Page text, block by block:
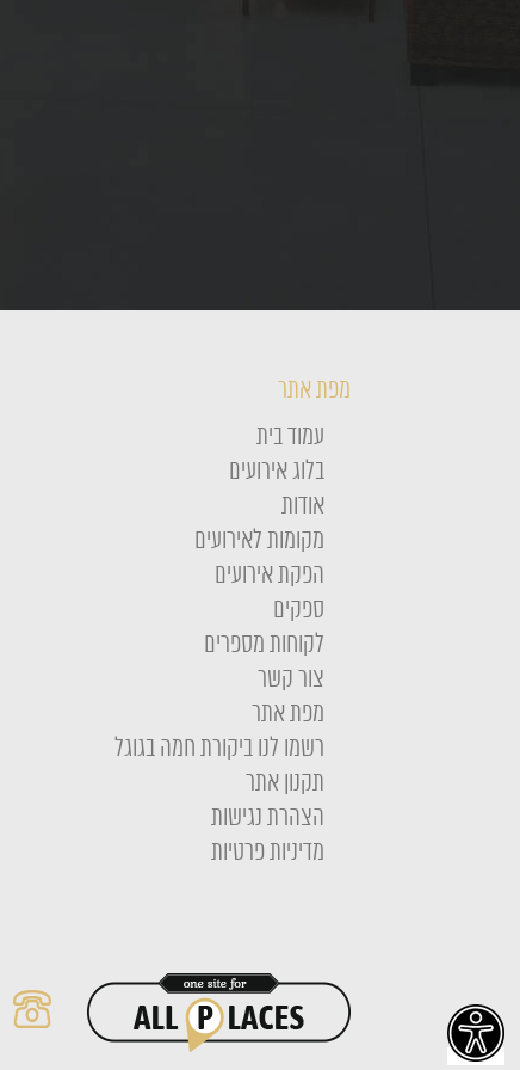
מפת אתר
עמוד בית
בלוג אירועים
אודות
מקומות לאירועים
הפקת אירועים
ספקים
לקוחות מספרים
צור קשר
מפת אתר
רשמו לנו ביקורת חמה בגוגל
תקנון אתר
הצהרת נגישות
מדיניות פרטיות